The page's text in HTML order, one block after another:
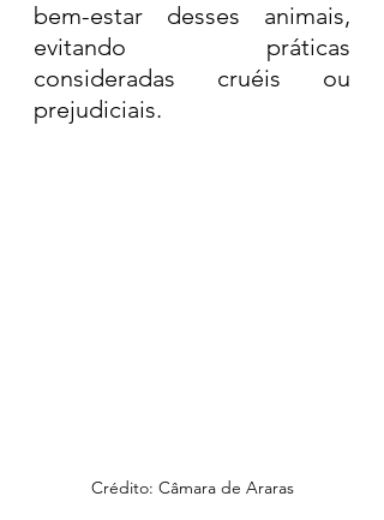
bem-estar desses animais,
evitando práticas
consideradas cruéis ou
prejudiciais.
Crédito: Câmara de Araras